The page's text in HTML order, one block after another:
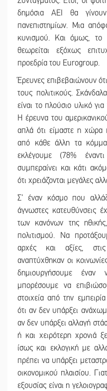
δημόσια ΑΕΙ θα
πανεπιστημίων. Μια
κυνισμού. Και όμως, το
θεωρείται εξόχως
προεδρία του Eurogroup.
Έρευνες επιβεβαιώνουν
τους πολιτικούς.
είναι το πλούσιο υλικό
Η έρευνα του
απλά ότι είμαστε η χώρα
από κάθε άλλη τα
εκλέγουμε (78%
συμπεραίνει και κάτι
ότι χρειάζονται μεγάλες
Σ’ έναν κόσμο που
άγνωστες κατευθύνσεις
των κανόνων της
πολιτισμού. Να
αρχές και αξίες,
αναπτύχθηκαν οι
δημιουργήσουμε
μπορέσουμε να
στοιχεία από την
ότι αν δεν υπάρξει
αν δεν υπάρξει αλλαγή
ή και χειρότερη χρονιά
ίσως και εκλογική με
πρέπει να υπάρξει
οικονομικού πλαισίου.
εξουσίας είναι η